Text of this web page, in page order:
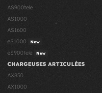
AS900tele
AS1000
AS1600
eS1000
New
eS900tele New
CHARGEUSES ARTICULÉES
AX850
AX1000